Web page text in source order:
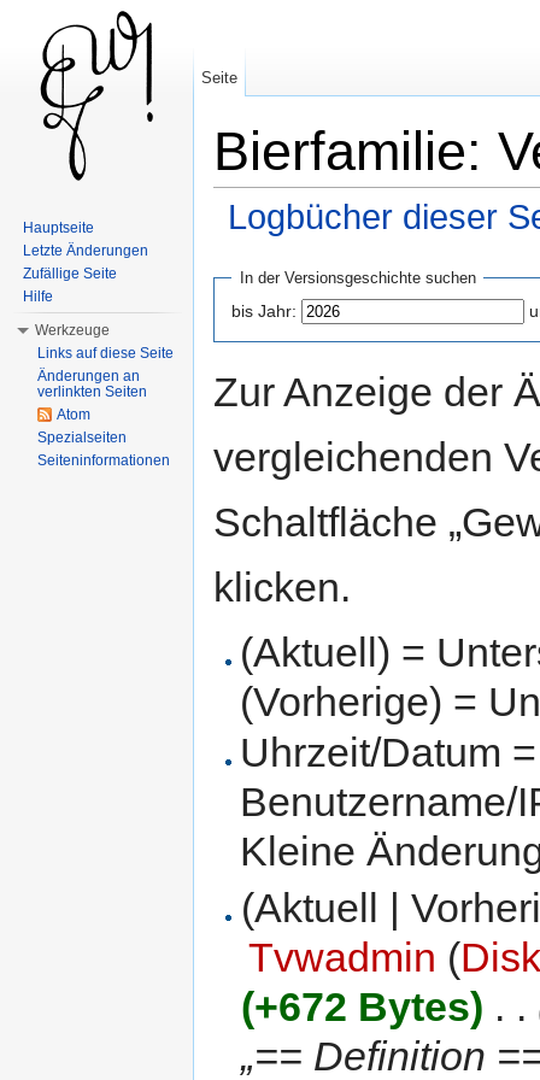
Bierfamilie:
Logbücher dieser
In der Versionsgeschichte suchen
bis Jahr:
Zur Anzeige der
vergleichenden
Schaltfläche
klicken.
(Aktuell) =
(Vorherige) =
Uhrzeit/Datum
Benutzername/
Kleine
(Aktuell |
Tvwadmin (
(+672 Bytes) . .
„== Definition
Seite
Hauptseite
Letzte Änderungen
Zufällige Seite
Hilfe
Werkzeuge
Links auf diese Seite
Änderungen an
verlinkten Seiten
Atom
Spezialseiten
Seiteninformationen